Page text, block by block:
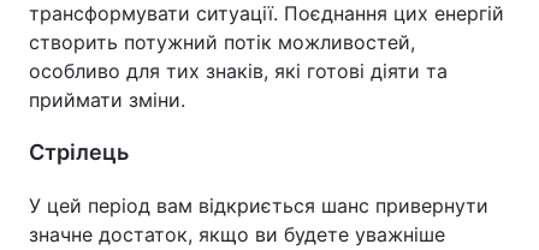
трансформувати ситуації. Поєднання цих енергій
створить потужний потік можливостей,
особливо для тих знаків, які готові діяти та
приймати зміни.
Стрілець
У цей період вам відкриється шанс привернути
значне достаток, якщо ви будете уважніше